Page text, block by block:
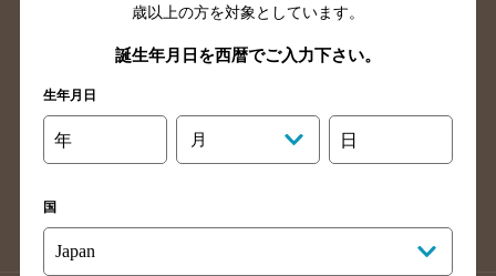
島根県のバー検索
徳島県のバー検索
香川県のバー検索
愛媛県のバー検索
高知県のバー検索
長崎県のバー検索
佐賀県のバー検索
大分県のバー検索
熊本県のバー検索
沖縄県のバー検索
歳以上の方を対象としています。
誕生年月日を西暦でご入力下さい。
生年月日
年 月 日
国